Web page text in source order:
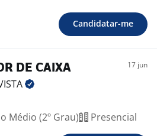
Candidatar-me
DE CAIXA 17 jun
Médio (2º Grau) Presencial